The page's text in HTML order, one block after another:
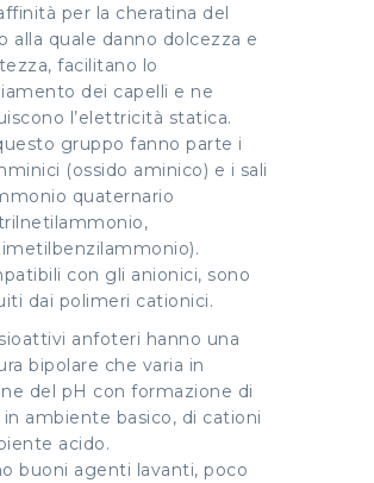
per la cheratina del
alla quale danno dolcezza e
facilitano lo
dei capelli e ne
l’elettricità statica.
gruppo fanno parte i
(ossido aminico) e i sali
quaternario
con gli anionici, sono
dai polimeri cationici.
anfoteri hanno una
bipolare che varia in
del pH con formazione di
in ambiente basico, di cationi
acido.
buoni agenti lavanti, poco